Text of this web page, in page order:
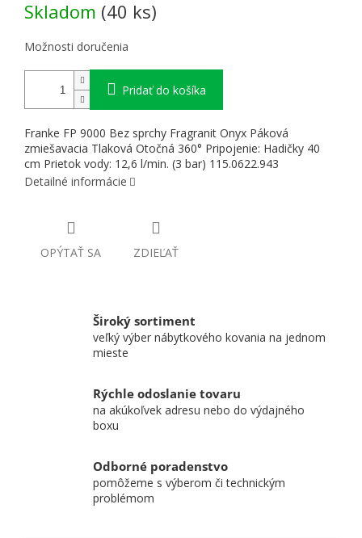
Skladom (40 ks)
Možnosti doručenia
Pridať do košíka
Franke FP 9000 Bez sprchy Fragranit Onyx Páková
zmiešavacia Tlaková Otočná 360° Pripojenie: Hadičky 40
cm Prietok vody: 12,6 l/min. (3 bar) 115.0622.943
Detailné informácie
OPÝTAŤ SA ZDIEĽAŤ
Široký sortiment
veľký výber nábytkového kovania na jednom
mieste
Rýchle odoslanie tovaru
na akúkoľvek adresu nebo do výdajného
boxu
Odborné poradenstvo
pomôžeme s výberom či technickým
problémom